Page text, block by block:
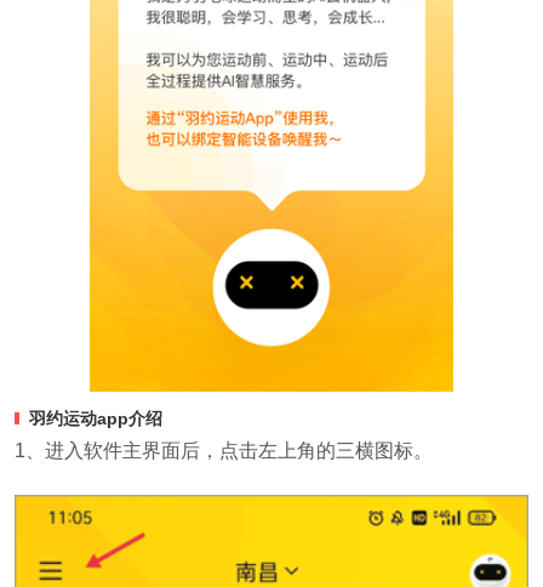
羽约运动app介绍
1、进入软件主界面后，点击左上角的三横图标。